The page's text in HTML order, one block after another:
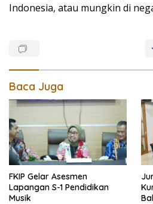
Indonesia, atau mungkin di
Baca Juga
FKIP Gelar Asesmen
Lapangan S-1 Pendidikan
Musik